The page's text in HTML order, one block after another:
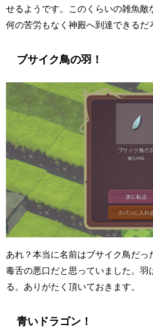
せるようです。このくらいの雑魚敵
何の苦労もなく神殿へ到達できるだ
ブサイク鳥の羽！
あれ？本当に名前はブサイク鳥だっ
毒舌の悪口だと思っていました。羽
る。ありがたく頂いておきます。
青いドラゴン！